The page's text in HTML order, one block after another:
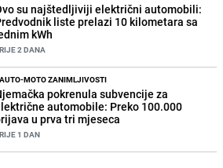
su najštedljiviji električni automobili:
liste prelazi 10 kilometara sa
kWh
2 DANA
AUTO-MOTO ZANIMLJIVOSTI
pokrenula subvencije za
automobile: Preko 100.000
u prva tri mjeseca
1 DAN